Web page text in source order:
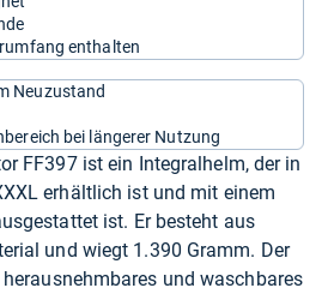
enthalten
Neuzustand
bei längerer Nutzung
FF397 ist ein Integralhelm, der in
erhältlich ist und mit einem
ist. Er besteht aus
und wiegt 1.390 Gramm. Der
und waschbares